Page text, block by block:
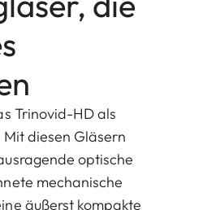
Trinovid-HD als
diesen Gläsern
optische
mechanische
äußerst kompakte